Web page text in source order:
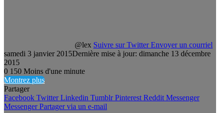
@lex Suivre sur Twitter Envoyer un courriel
samedi 3 janvier 2015Dernière mise à jour: dimanche 13 décembre
2015
0 150 Moins d'une minute
Montrez plus
Partager
Facebook Twitter Linkedin Tumblr Pinterest Reddit Messenger
Messenger Partager via un e-mail